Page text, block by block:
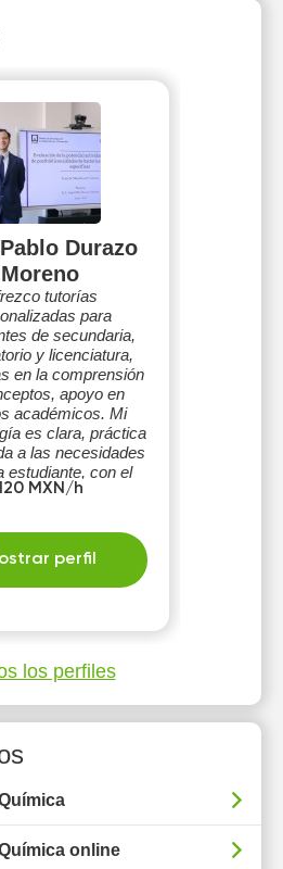
Durazo
Moreno
tutorías
para
de secundaria,
y licenciatura,
en la comprensión
apoyo en
académicos. Mi
es clara, práctica
a las necesidades
estudiante, con el
de fortalecer el
académica.
MXN/h
perfil
los perfiles
online